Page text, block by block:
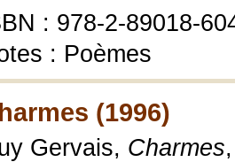
: 978-2-89018-
: Poèmes
(1996)
Gervais, Charmes